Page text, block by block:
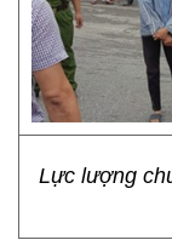
Lực lượng